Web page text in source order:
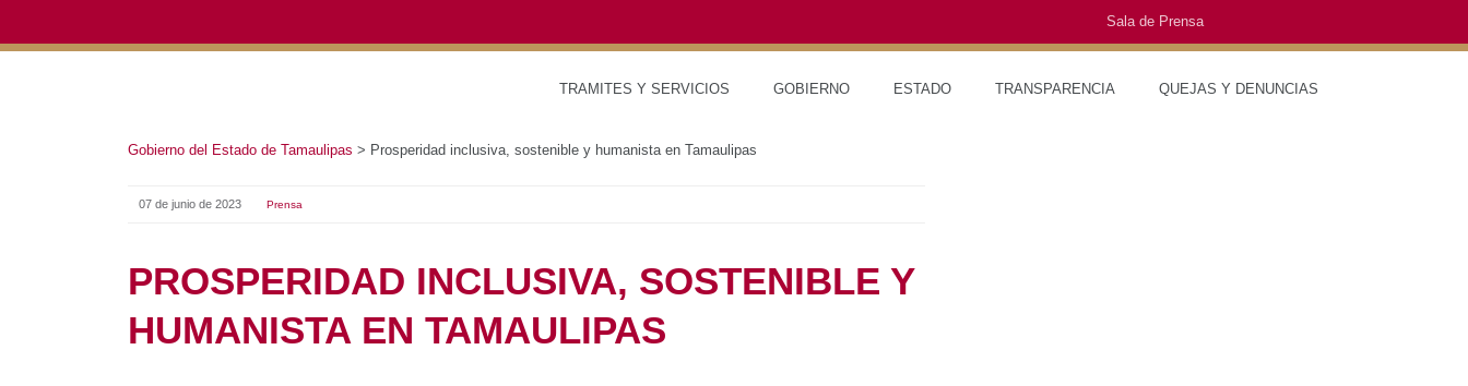
Sala de Prensa
TRAMITES Y SERVICIOS GOBIERNO ESTADO TRANSPARENCIA QUEJAS Y DENUNCIAS
Gobierno del Estado de Tamaulipas > Prosperidad inclusiva, sostenible y humanista en Tamaulipas
07 de junio de 2023 Prensa
PROSPERIDAD INCLUSIVA, SOSTENIBLE Y
HUMANISTA EN TAMAULIPAS